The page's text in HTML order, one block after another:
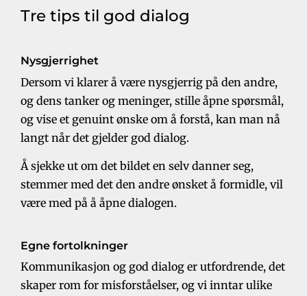
Tre tips til god dialog
Nysgjerrighet
Dersom vi klarer å være nysgjerrig på den andre,
og dens tanker og meninger, stille åpne spørsmål,
og vise et genuint ønske om å forstå, kan man nå
langt når det gjelder god dialog.
Å sjekke ut om det bildet en selv danner seg,
stemmer med det den andre ønsket å formidle, vil
være med på å åpne dialogen.
Egne fortolkninger
Kommunikasjon og god dialog er utfordrende, det
skaper rom for misforståelser, og vi inntar ulike